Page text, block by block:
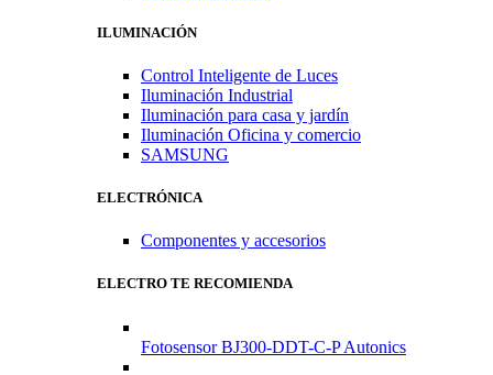
ILUMINACIÓN
Control Inteligente de Luces
Iluminación Industrial
Iluminación para casa y jardín
Iluminación Oficina y comercio
SAMSUNG
ELECTRÓNICA
Componentes y accesorios
ELECTRO TE RECOMIENDA
Fotosensor BJ300-DDT-C-P Autonics